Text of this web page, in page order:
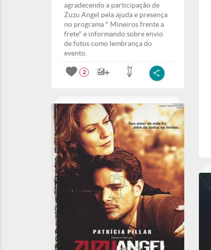
agradecendo a participação de
Zuzu Angel pela ajuda e presença
no programa " Mineiros frente a
frete" e informando sobre envio
de fotos como lembrança do
evento.
2